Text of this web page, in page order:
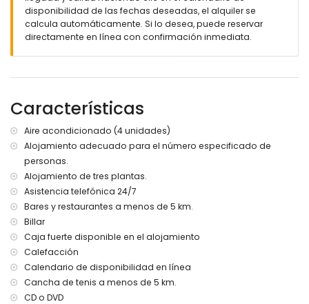
parcela cerrada
piscina privada en forma de riñón de 7m x 3m y 2.5m de
profundidad
5 terrazas
zona de estar y área de comedor exterior
3 terrazas en la azotea
Más información
pueblo más cercano: Xàbia (a 10 kilómetros de la villa)
playa más cercana: La Granadella, Xàbia (a 3 kilómetros
de la villa)
puerto más cercano: Aduanas del Mar, Xàbia (a 5
kilómetros de la villa)
parque más cercano: Montgó, Xàbia (a 5 kilómetros de la
villa)
aeropuerto más cercano: Alicante (a 100 kilómetros de la
villa)
segundo aeropuerto más cercano: Valencia (> 100
kilómetros)
no se permiten mascotas
disponibilidad de las fechas deseadas, el alquiler se
calcula automáticamente. Si lo desea, puede reservar
directamente en línea con confirmación inmediata.
Características
Aire acondicionado (4 unidades)
Alojamiento adecuado para el número especificado de
personas.
Alojamiento de tres plantas.
Asistencia telefónica 24/7
Bares y restaurantes a menos de 5 km.
Billar
Caja fuerte disponible en el alojamiento
Calefacción
Calendario de disponibilidad en línea
Cancha de tenis a menos de 5 km.
CD o DVD